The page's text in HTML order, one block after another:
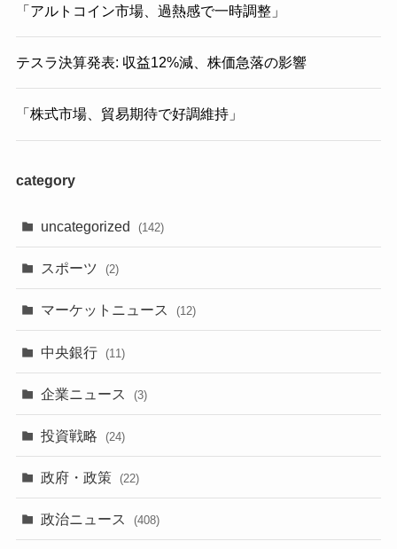
「アルトコイン市場、過熱感で一時調整」
テスラ決算発表: 収益12%減、株価急落の影響
「株式市場、貿易期待で好調維持」
category
uncategorized (142)
スポーツ (2)
マーケットニュース (12)
中央銀行 (11)
企業ニュース (3)
投資戦略 (24)
政府・政策 (22)
政治ニュース (408)